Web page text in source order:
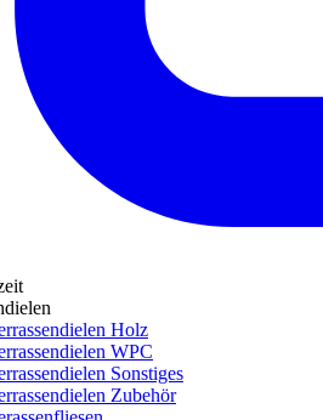
Holz
WPC
Sonstiges
Zubehör